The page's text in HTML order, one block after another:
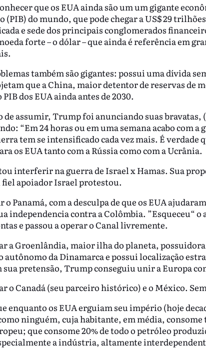
que os EUA ainda são um um gigante
do mundo, que pode chegar a US$ 29
e sede dos principais conglomerados
forte – o dólar – que ainda é referência em
também são gigantes: possui uma dívida
que a China, maior detentor de reservas de
dos EUA ainda antes de 2030.
de assumir, Trump foi anunciando suas
“Em 24 horas ou em uma semana acabo com a
tem se intensificado cada vez mais. É verdade
os EUA tanto com a Rússia como com a Ucrânia.
interferir na guerra de Israel x Hamas. Sua
fiel apoiador Israel protestou.
Panamá, com a desculpa de que os EUA
independencia contra a Colômbia. ”Esqueceu“ o
e passou a operar o Canal livremente.
a Groenlândia, maior ilha do planeta,
da Dinamarca e possui localização
sua pretensão, Trump conseguiu unir a Europa
o Canadá (seu parceiro histórico) e o México.
enquanto os EUA erguiam seu império (hoje
ninguém, cuja habitante, em média, consome
que consome 20% de todo o petróleo
a indústria, altamente